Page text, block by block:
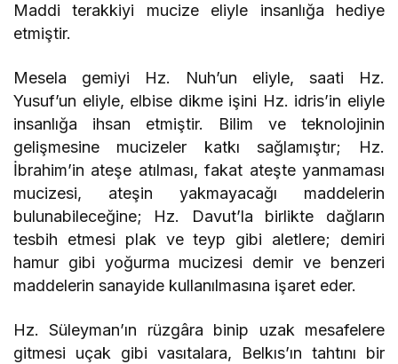
Maddi terakkiyi mucize eliyle insanlığa hediye
etmiştir.
Mesela gemiyi Hz. Nuh’un eliyle, saati Hz.
Yusuf’un eliyle, elbise dikme işini Hz. idris’in eliyle
insanlığa ihsan etmiştir. Bilim ve teknolojinin
gelişmesine mucizeler katkı sağlamıştır; Hz.
İbrahim’in ateşe atılması, fakat ateşte yanmaması
mucizesi, ateşin yakmayacağı maddelerin
bulunabileceğine; Hz. Davut’la birlikte dağların
tesbih etmesi plak ve teyp gibi aletlere; demiri
hamur gibi yoğurma mucizesi demir ve benzeri
maddelerin sanayide kullanılmasına işaret eder.
Hz. Süleyman’ın rüzgâra binip uzak mesafelere
gitmesi uçak gibi vasıtalara, Belkıs’ın tahtını bir